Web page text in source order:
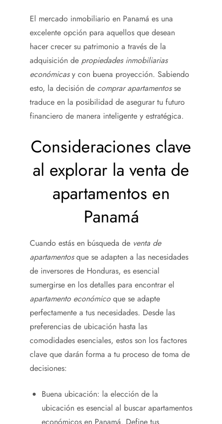
El mercado inmobiliario en Panamá es una
excelente opción para aquellos que desean
hacer crecer su patrimonio a través de la
adquisición de propiedades inmobiliarias
económicasy con buena proyección. Sabiendo
esto, la decisión de comprar apartamentosse
traduce en la posibilidad de asegurar tu futuro
financiero de manera inteligente y estratégica.
Consideraciones clave
al explorar la venta de
apartamentos en
Panamá
Cuando estás en búsqueda de venta de
apartamentosque se adapten a las necesidades
de inversores de Honduras, es esencial
sumergirse en los detalles para encontrar el
apartamento económicoque se adapte
perfectamente a tus necesidades. Desde las
preferencias de ubicación hasta las
comodidades esenciales, estos son los factores
clave que darán forma a tu proceso de toma de
decisiones:
Buena ubicación: la elección de la
ubicación es esencial al buscar apartamentos
económicos en Panamá. Define tus